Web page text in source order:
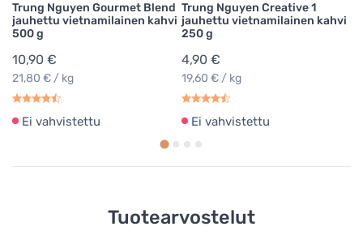
Trung Nguyen Gourmet Blend
jauhettu vietnamilainen kahvi
500 g
10,90 €
21,80 € / kg
Ei vahvistettu
Trung Nguyen Creative 1
jauhettu vietnamilainen kahvi
250 g
4,90 €
19,60 € / kg
Ei vahvistettu
Tuotearvostelut